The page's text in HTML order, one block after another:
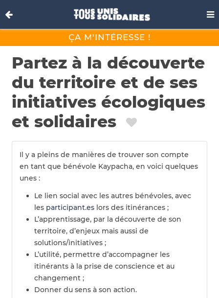
ÇA M'INTÉRESSE !
Partez à la découverte
du territoire et de ses
initiatives écologiques
et solidaires
Il y a pleins de manières de trouver son compte
en tant que bénévole Kaypacha, en voici quelques
unes :
Le lien social avec les autres bénévoles, avec
les participant.es lors des itinérances ;
L’apprentissage, par la découverte de son
territoire, d’enjeux mais aussi de
solutions/initiatives ;
L’utilité, permettre d’accompagner les
itinérants à la prise de conscience et au
changement ;
Donner du sens à son action.